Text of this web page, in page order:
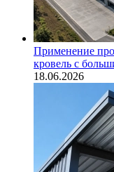
Применение
кровель с
18.06.2026